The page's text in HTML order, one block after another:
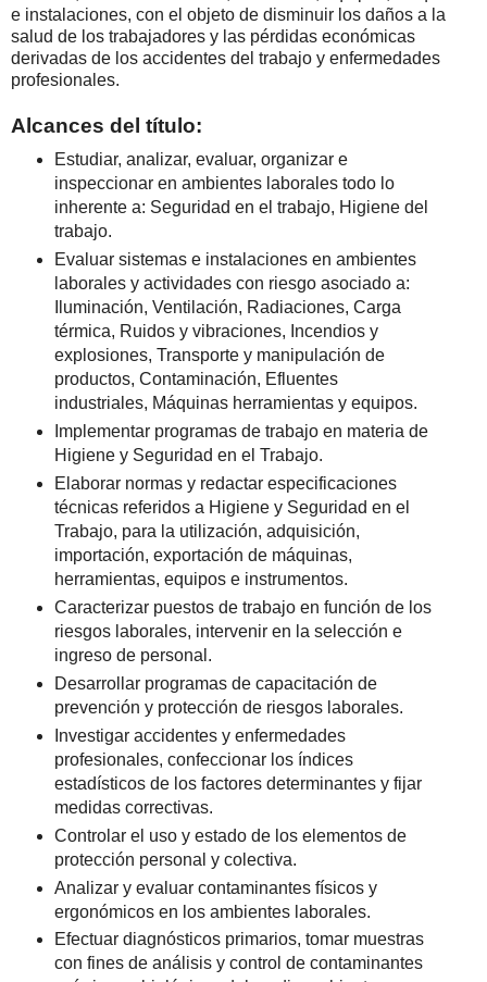
e instalaciones, con el objeto de disminuir los daños a la
salud de los trabajadores y las pérdidas económicas
derivadas de los accidentes del trabajo y enfermedades
profesionales.
Alcances del título:
Estudiar, analizar, evaluar, organizar e
inspeccionar en ambientes laborales todo lo
inherente a: Seguridad en el trabajo, Higiene del
trabajo.
Evaluar sistemas e instalaciones en ambientes
laborales y actividades con riesgo asociado a:
Iluminación, Ventilación, Radiaciones, Carga
térmica, Ruidos y vibraciones, Incendios y
explosiones, Transporte y manipulación de
productos, Contaminación, Efluentes
industriales, Máquinas herramientas y equipos.
Implementar programas de trabajo en materia de
Higiene y Seguridad en el Trabajo.
Elaborar normas y redactar especificaciones
técnicas referidos a Higiene y Seguridad en el
Trabajo, para la utilización, adquisición,
importación, exportación de máquinas,
herramientas, equipos e instrumentos.
Caracterizar puestos de trabajo en función de los
riesgos laborales, intervenir en la selección e
ingreso de personal.
Desarrollar programas de capacitación de
prevención y protección de riesgos laborales.
Investigar accidentes y enfermedades
profesionales, confeccionar los índices
estadísticos de los factores determinantes y fijar
medidas correctivas.
Controlar el uso y estado de los elementos de
protección personal y colectiva.
Analizar y evaluar contaminantes físicos y
ergonómicos en los ambientes laborales.
Efectuar diagnósticos primarios, tomar muestras
con fines de análisis y control de contaminantes